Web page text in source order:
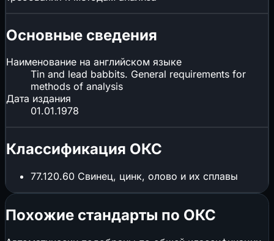
Основные сведения
Наименование на английском языке
Tin and lead babbits. General requirements for
methods of analysis
Дата издания
01.01.1978
Классификация ОКС
77.120.60 Свинец, цинк, олово и их сплавы
Похожие стандарты по ОКС